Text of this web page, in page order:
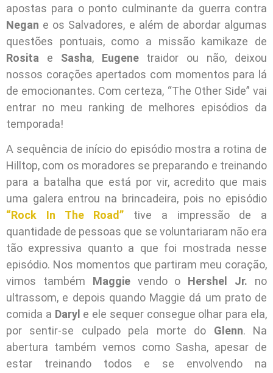
apostas para o ponto culminante da guerra contra
Negan e os Salvadores, e além de abordar algumas
questões pontuais, como a missão kamikaze de
Rosita e Sasha, Eugenetraidor ou não, deixou
nossos corações apertados com momentos para lá
de emocionantes. Com certeza, “The Other Side” vai
entrar no meu ranking de melhores episódios da
temporada!
A sequência de início do episódio mostra a rotina de
Hilltop, com os moradores se preparando e treinando
para a batalha que está por vir, acredito que mais
uma galera entrou na brincadeira, pois no episódio
“Rock In The Road” tive a impressão de a
quantidade de pessoas que se voluntariaram não era
tão expressiva quanto a que foi mostrada nesse
episódio. Nos momentos que partiram meu coração,
vimos também Maggievendo o Hershel Jr. no
ultrassom, e depois quando Maggie dá um prato de
comida a Daryl e ele sequer consegue olhar para ela,
por sentir-se culpado pela morte do Glenn. Na
abertura também vemos como Sasha, apesar de
estar treinando todos e se envolvendo na